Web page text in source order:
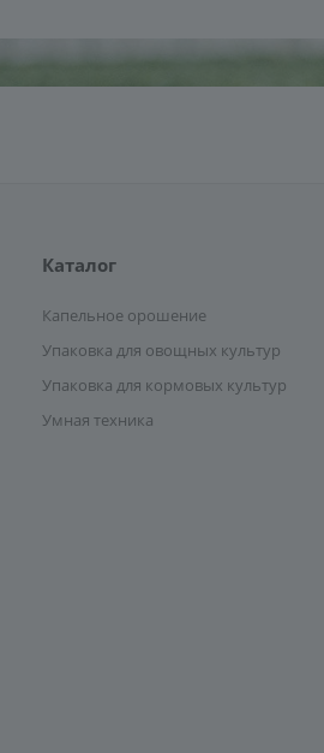
Каталог
Капельное орошение
Упаковка для овощных культур
Упаковка для кормовых культур
Умная техника